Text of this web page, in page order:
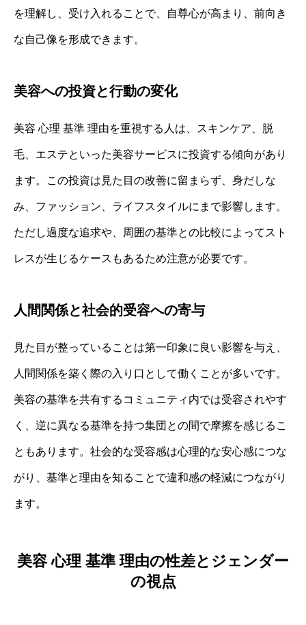
を理解し、受け入れることで、自尊心が高まり、前向き
な自己像を形成できます。
美容への投資と行動の変化
美容 心理 基準 理由を重視する人は、スキンケア、脱
毛、エステといった美容サービスに投資する傾向があり
ます。この投資は見た目の改善に留まらず、身だしな
み、ファッション、ライフスタイルにまで影響します。
ただし過度な追求や、周囲の基準との比較によってスト
レスが生じるケースもあるため注意が必要です。
人間関係と社会的受容への寄与
見た目が整っていることは第一印象に良い影響を与え、
人間関係を築く際の入り口として働くことが多いです。
美容の基準を共有するコミュニティ内では受容されやす
く、逆に異なる基準を持つ集団との間で摩擦を感じるこ
ともあります。社会的な受容感は心理的な安心感につな
がり、基準と理由を知ることで違和感の軽減につながり
ます。
美容 心理 基準 理由の性差とジェンダー
の視点